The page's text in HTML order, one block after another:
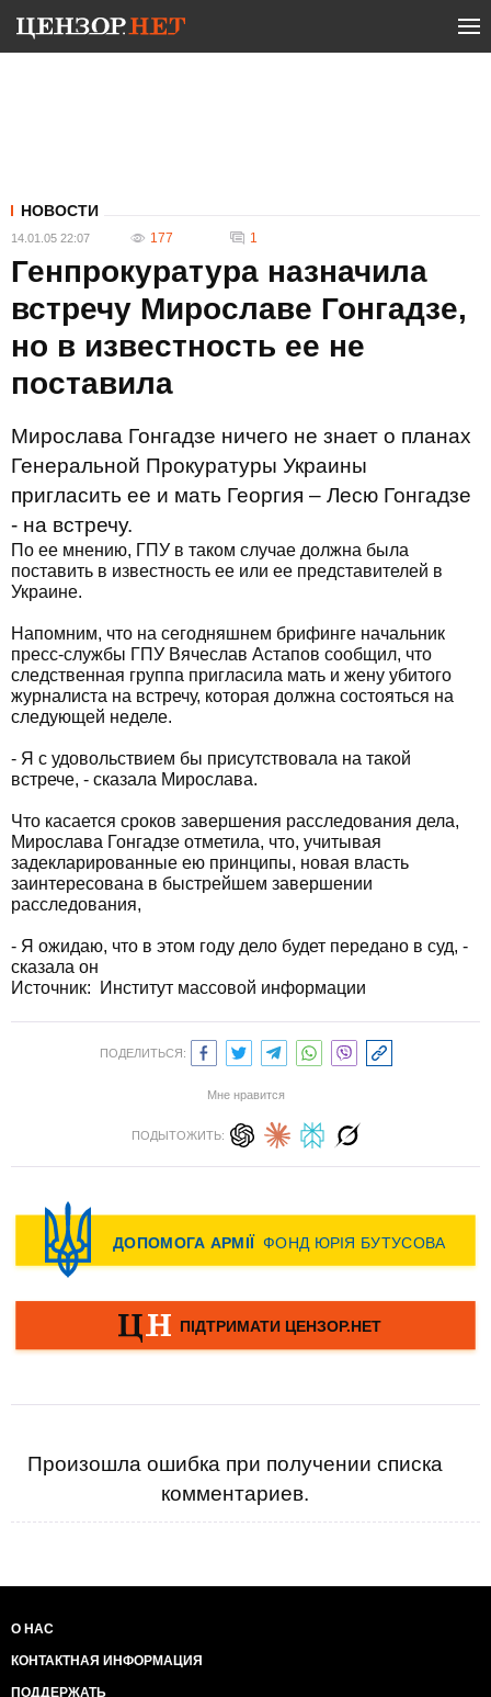
НОВОСТИ
14.01.05 22:07 177 1
Генпрокуратура назначила
встречу Мирославе Гонгадзе,
но в известность ее не
поставила
Мирослава Гонгадзе ничего не знает о планах
Генеральной Прокуратуры Украины
пригласить ее и мать Георгия – Лесю Гонгадзе
- на встречу.
По ее мнению, ГПУ в таком случае должна была
поставить в известность ее или ее представителей в
Украине.
Напомним, что на сегодняшнем брифинге начальник
пресс-службы ГПУ Вячеслав Астапов сообщил, что
следственная группа пригласила мать и жену убитого
журналиста на встречу, которая должна состояться на
следующей неделе.
- Я с удовольствием бы присутствовала на такой
встрече, - сказала Мирослава.
Что касается сроков завершения расследования дела,
Мирослава Гонгадзе отметила, что, учитывая
задекларированные ею принципы, новая власть
заинтересована в быстрейшем завершении
расследования,
- Я ожидаю, что в этом году дело будет передано в суд, -
сказала он
Источник: Институт массовой информации
ПОДЕЛИТЬСЯ:
Мне нравится
ПОДЫТОЖИТЬ:
Произошла ошибка при получении списка
комментариев.
О НАС
КОНТАКТНАЯ ИНФОРМАЦИЯ
ПОДДЕРЖАТЬ